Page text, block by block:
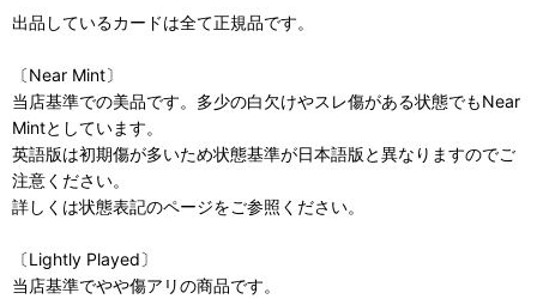
出品しているカードは全て正規品です。
〔Near Mint〕
当店基準での美品です。多少の白欠けやスレ傷がある状態でもNear
Mintとしています。
英語版は初期傷が多いため状態基準が日本語版と異なりますのでご
注意ください。
詳しくは状態表記のページをご参照ください。
〔Lightly Played〕
当店基準でやや傷アリの商品です。